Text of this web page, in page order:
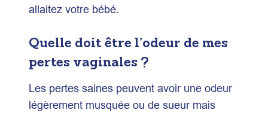
allaitez votre bébé.
Quelle doit être l’odeur de mes
pertes vaginales ?
Les pertes saines peuvent avoir une odeur
légèrement musquée ou de sueur mais